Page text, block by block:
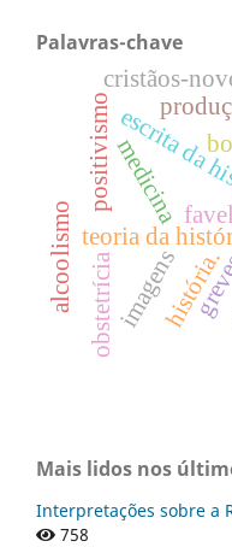
Palavras-chave
teoria da
escrita
imagens
positivismo
obstetrícia
medicina
história.
alcoolismo
cristãos-
Mais lidos nos
Interpretações sobre a
758